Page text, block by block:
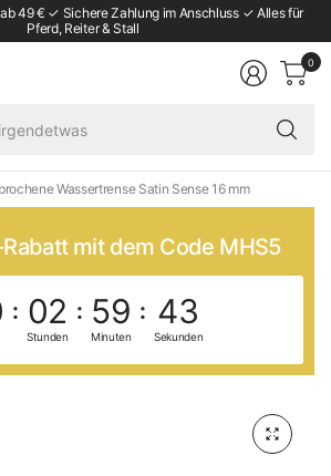
49 € ✓ Sichere Zahlung im Anschluss ✓ Alles für
Pferd, Reiter & Stall
0
Wassertrense Satin Sense 16 mm
Rabatt mit dem Code MHS5
02
Stunden
59
Minuten
43
Sekunden